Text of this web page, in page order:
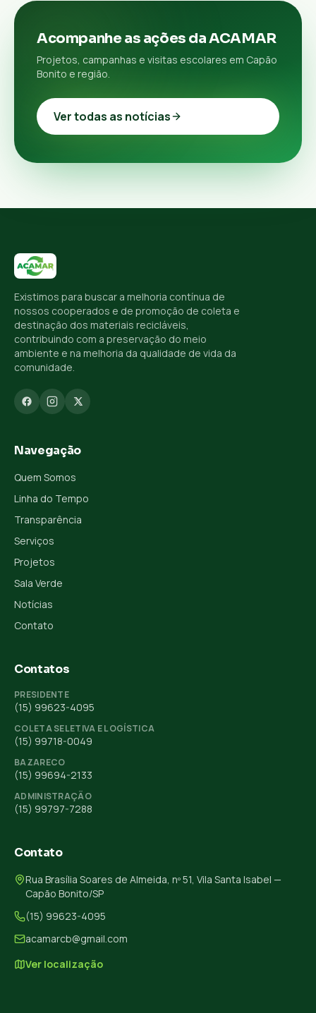
Acompanhe as ações da ACAMAR
Projetos, campanhas e visitas escolares em Capão
Bonito e região.
Ver todas as notícias
Existimos para buscar a melhoria contínua de
nossos cooperados e de promoção de coleta e
destinação dos materiais recicláveis,
contribuindo com a preservação do meio
ambiente e na melhoria da qualidade de vida da
comunidade.
Navegação
Quem Somos
Linha do Tempo
Transparência
Serviços
Projetos
Sala Verde
Notícias
Contato
Contatos
PRESIDENTE
(15) 99623-4095
COLETA SELETIVA E LOGÍSTICA
(15) 99718-0049
BAZARECO
(15) 99694-2133
ADMINISTRAÇÃO
(15) 99797-7288
Contato
Rua Brasília Soares de Almeida, nº 51, Vila Santa Isabel —
Capão Bonito/SP
(15) 99623-4095
acamarcb@gmail.com
Ver localização